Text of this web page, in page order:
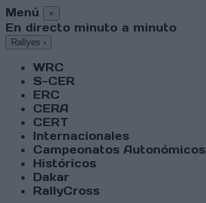
Menú ×
En directo minuto a minuto
Rallyes ›
WRC
S-CER
ERC
CERA
CERT
Internacionales
Campeonatos Autonómicos
Históricos
Dakar
RallyCross